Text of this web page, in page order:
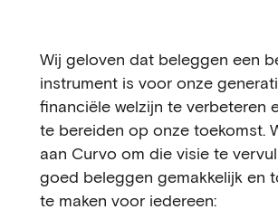
Wij geloven dat beleggen een
instrument is voor onze
financiële welzijn te verbeteren
te bereiden op onze toekomst.
aan Curvo om die visie te
goed beleggen gemakkelijk en
te maken voor iedereen: